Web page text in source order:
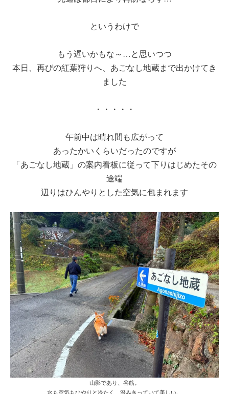
というわけで
もう遅いかもな～…と思いつつ
本日、再びの紅葉狩りへ、あごなし地蔵まで出かけてき
ました
・・・・・
午前中は晴れ間も広がって
あったかいくらいだったのですが
「あごなし地蔵」の案内看板に従って下りはじめたその
途端
辺りはひんやりとした空気に包まれます
山影であり、谷筋。
水も空気もひやりと冷たく、澄みきっていて美しい。